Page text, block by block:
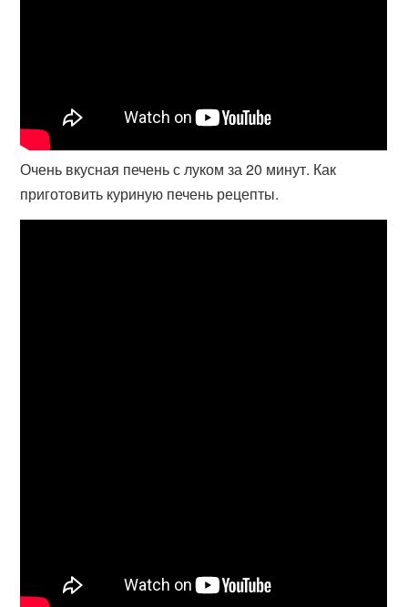
Очень вкусная печень с луком за 20 минут. Как
приготовить куриную печень рецепты.